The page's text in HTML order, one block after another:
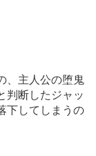
、主人公の堕鬼
判断したジャッ
下してしまうの